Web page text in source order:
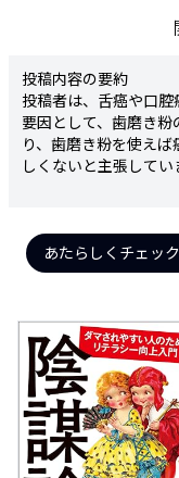
投稿内容の要約
投稿者は、舌癌や口腔
要因として、歯磨き粉
り、歯磨き粉を使えば
しくないと主張してい
う主張
陰謀度
★★★★☆
この投稿は、歯磨き粉
であるとする根拠のな
ます。一般的に市販さ
は安全性が確認されて
な原因とするのは事実
論的な見方です。こう
不安を無用に煽る恐れ
度は高いと判断されま
あたらしくチェッ